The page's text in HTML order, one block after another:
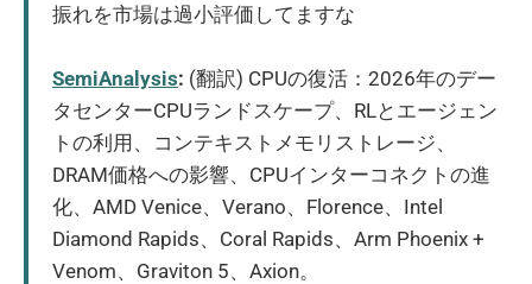
振れを市場は過小評価してますな
SemiAnalysis: (翻訳) CPUの復活：2026年のデー
タセンターCPUランドスケープ、RLとエージェン
トの利用、コンテキストメモリストレージ、
DRAM価格への影響、CPUインターコネクトの進
化、AMD Venice、Verano、Florence、Intel
Diamond Rapids、Coral Rapids、Arm Phoenix +
Venom、Graviton 5、Axion。